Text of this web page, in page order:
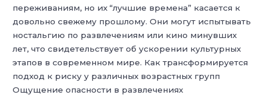
переживаниям, но их “лучшие времена” касается к
довольно свежему прошлому. Они могут испытывать
ностальгию по развлечениям или кино минувших
лет, что свидетельствует об ускорении культурных
этапов в современном мире. Как трансформируется
подход к риску у различных возрастных групп
Ощущение опасности в развлечениях